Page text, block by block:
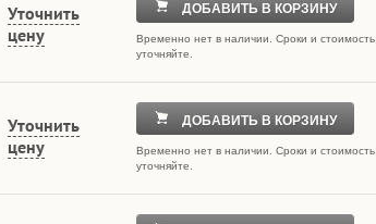
Уточнить
цену
ДОБАВИТЬ В КОРЗИНУ
Временно нет в наличии. Сроки и стоимость
уточняйте.
Уточнить
цену
ДОБАВИТЬ В КОРЗИНУ
Временно нет в наличии. Сроки и стоимость
уточняйте.